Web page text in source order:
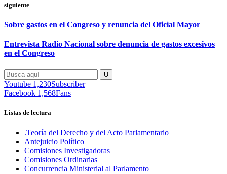
siguiente
Sobre gastos en el Congreso y renuncia del Oficial Mayor
Entrevista Radio Nacional sobre denuncia de gastos excesivos
en el Congreso
Youtube 1,230Subscriber
Facebook 1,568Fans
Listas de lectura
.Teoría del Derecho y del Acto Parlamentario
Antejuicio Político
Comisiones Investigadoras
Comisiones Ordinarias
Concurrencia Ministerial al Parlamento